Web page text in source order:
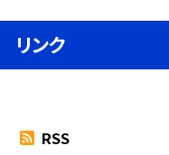
リンク
RSS